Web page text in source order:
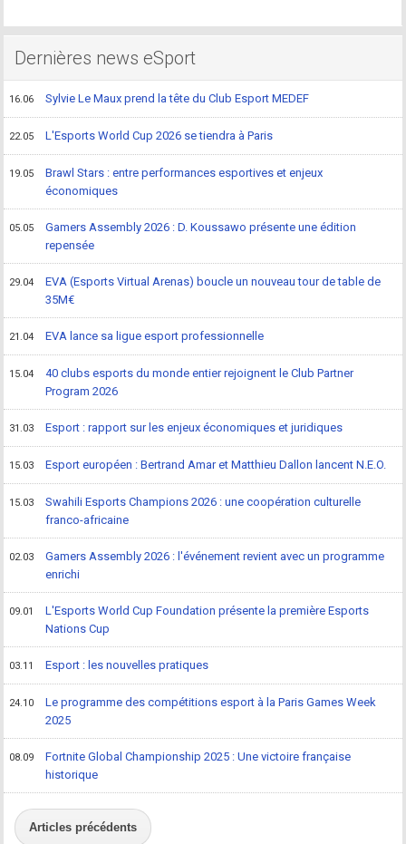
Dernières news eSport
16.06 Sylvie Le Maux prend la tête du Club Esport MEDEF
22.05 L'Esports World Cup 2026 se tiendra à Paris
19.05
Brawl Stars : entre performances esportives et enjeux
économiques
05.05
Gamers Assembly 2026 : D. Koussawo présente une édition
repensée
29.04
EVA (Esports Virtual Arenas) boucle un nouveau tour de table de
35M€
21.04 EVA lance sa ligue esport professionnelle
15.04
40 clubs esports du monde entier rejoignent le Club Partner
Program 2026
31.03 Esport : rapport sur les enjeux économiques et juridiques
15.03 Esport européen : Bertrand Amar et Matthieu Dallon lancent N.E.O.
15.03
Swahili Esports Champions 2026 : une coopération culturelle
franco-africaine
02.03
Gamers Assembly 2026 : l'événement revient avec un programme
enrichi
09.01
L'Esports World Cup Foundation présente la première Esports
Nations Cup
03.11 Esport : les nouvelles pratiques
24.10
Le programme des compétitions esport à la Paris Games Week
2025
08.09
Fortnite Global Championship 2025 : Une victoire française
historique
Articles précédents